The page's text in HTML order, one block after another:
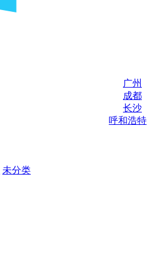
广州
成都
长沙
呼和浩特
未分类